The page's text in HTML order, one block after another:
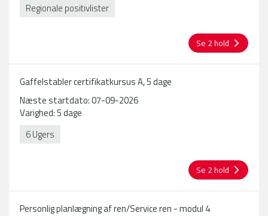
Regionale positivlister
Se 2 hold
Gaffelstabler certifikatkursus A, 5 dage
6 Ugers
Se 2 hold
Næste startdato: 07-09-2026
Varighed: 5 dage
Personlig planlægning af ren/Service ren - modul 4